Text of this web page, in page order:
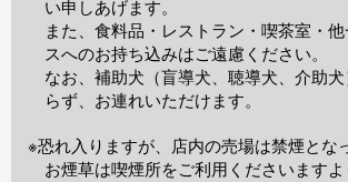
い申しあげます。
また、食料品・レストラン・喫茶室・
スへのお持ち込みはご遠慮ください。
なお、補助犬（盲導犬、聴導犬、介助
らず、お連れいただけます。
※恐れ入りますが、店内の売場は禁煙とな
お煙草は喫煙所をご利用くださいます